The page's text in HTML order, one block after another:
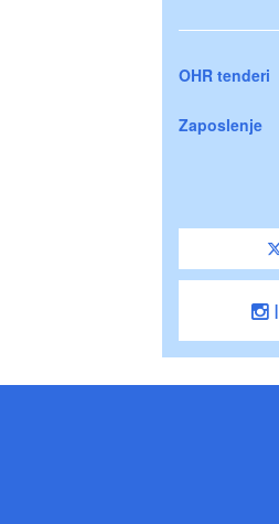
OHR tenderi
Zaposlenje